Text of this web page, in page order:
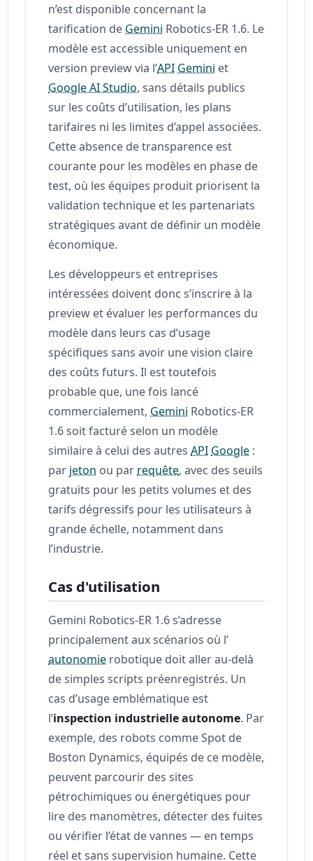
n’est disponible concernant la
tarification de Gemini Robotics-ER 1.6. Le
modèle est accessible uniquement en
version preview via l’API Gemini et
Google AI Studio, sans détails publics
sur les coûts d’utilisation, les plans
tarifaires ni les limites d’appel associées.
Cette absence de transparence est
courante pour les modèles en phase de
test, où les équipes produit priorisent la
validation technique et les partenariats
stratégiques avant de définir un modèle
économique.
Les développeurs et entreprises
intéressées doivent donc s’inscrire à la
preview et évaluer les performances du
modèle dans leurs cas d’usage
spécifiques sans avoir une vision claire
des coûts futurs. Il est toutefois
probable que, une fois lancé
commercialement, Gemini Robotics-ER
1.6 soit facturé selon un modèle
similaire à celui des autresAPI Google :
par jeton ou par requête, avec des seuils
gratuits pour les petits volumes et des
tarifs dégressifs pour les utilisateurs à
grande échelle, notamment dans
l’industrie.
Cas d'utilisation
Gemini Robotics-ER 1.6 s’adresse
principalement aux scénarios où l’
autonomie robotique doit aller au-delà
de simples scripts préenregistrés. Un
cas d’usage emblématique est
l’inspection industrielle autonome. Par
exemple, des robots comme Spot de
Boston Dynamics, équipés de ce modèle,
peuvent parcourir des sites
pétrochimiques ou énergétiques pour
lire des manomètres, détecter des fuites
ou vérifier l’état de vannes — en temps
réel et sans supervision humaine. Cette